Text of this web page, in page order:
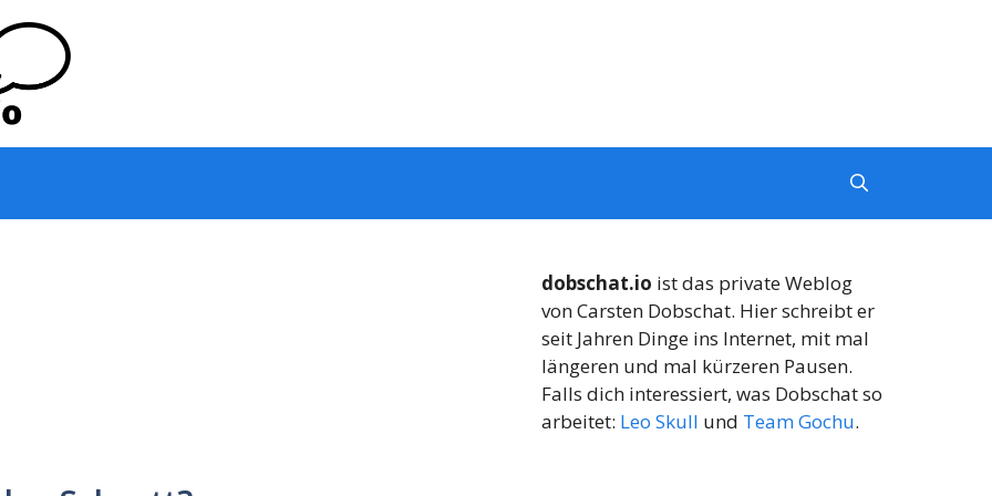
dobschat.io ist das private Weblog
von Carsten Dobschat. Hier schreibt er
seit Jahren Dinge ins Internet, mit mal
längeren und mal kürzeren Pausen.
Falls dich interessiert, was Dobschat so
arbeitet: Leo Skull und Team Gochu.